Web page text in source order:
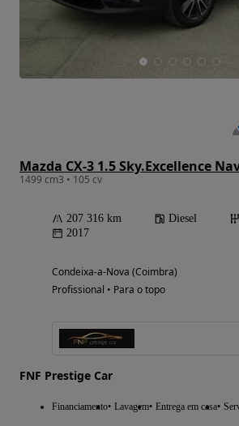
Mazda CX-3 1.5 Sky.Excellence
1499 cm3 • 105 cv
207 316 km Diesel
2017
Condeixa-a-Nova (Coimbra)
Profissional • Para o topo
FNF Prestige Car
Financiamento Lavagem Entrega em casa